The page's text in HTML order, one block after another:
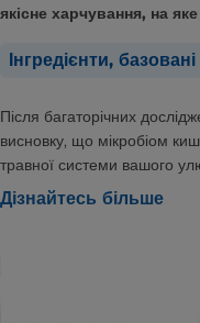
якісне харчування, на
Інгредієнти,
Після багаторічних
висновку, що мікробіом
травної системи вашого
Дізнайтесь більше